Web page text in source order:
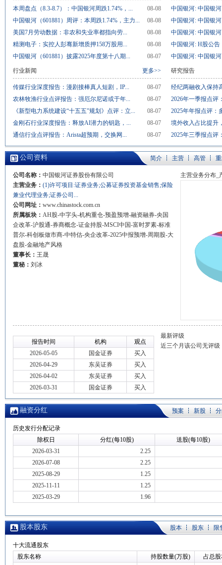
08-08
本周盘点（8.3-8.7）：中国银河周跌1.74%，...
08-08
中国银河（601881）周评：本周跌1.74%，主力...
08-08
美国7月劳动数据：非农和失业率都指向劳...
08-08
精测电子：实控人彭骞新增质押158万股用...
08-07
中国银河（601881）披露2025年度第十八期...
更多>>
行业新闻
08-07
传媒行业深度报告：漫剧接棒真人短剧，IP...
08-07
农林牧渔行业点评报告：强厄尔尼诺或于年...
08-07
《新型电力系统建设“十五五”规划》点评：立...
08-07
金刚石行业深度报告：释放AI潜力的钥匙，...
08-07
通信行业点评报告：Arista超预期，交换网...
中国银河: 中国银
中国银河: 中国银
中国银河: 中国银
中国银河: H股公告
中国银河: 中国银
研究报告
经纪两融收入保持
2026年一季报点评
2025年年报点评：
境外收入占比提升
2025年三季报点评
公司资料 简介 主营 高管
公司名称： 中国银河证券股份有限公司
主营业务： (1)许可项目:证券业务;公募证券投资基金销售;保险
兼业代理业务;证券公司...
公司网址： www.chinastock.com.cn
所属板块： AH股-中字头-机构重仓-预盈预增-融资融券-央国
企改革-沪股通-券商概念-证金持股-MSCI中国-富时罗素-标准
普尔-科创板做市商-中特估-央企改革-2025中报预增-周期股-大
盘股-金融地产风格
董事长： 王晟
董秘： 刘冰
主营业务分布_
报告时间 机构
观点
2026-05-05
国金证券
买入
2026-04-29
东吴证券
买入
2026-04-02
东吴证券
买入
2026-03-31
国金证券 买入
最新评级
近三个月该公司无评级
融资分红 预案 新股
历史发行分配记录
除权日
分红(每10股)
送股(每10股)
2026-03-31
2.25
2026-07-08
2.25
2025-08-29
1.25
2025-11-11
1.25
2025-03-29
1.96
股本股东 股本 股东 限
十大流通股东
股东名称
持股数量(万股)
占总